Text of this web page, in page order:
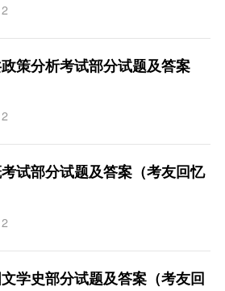
策分析考试部分试题及答案
试部分试题及答案（考友回忆
学史部分试题及答案（考友回